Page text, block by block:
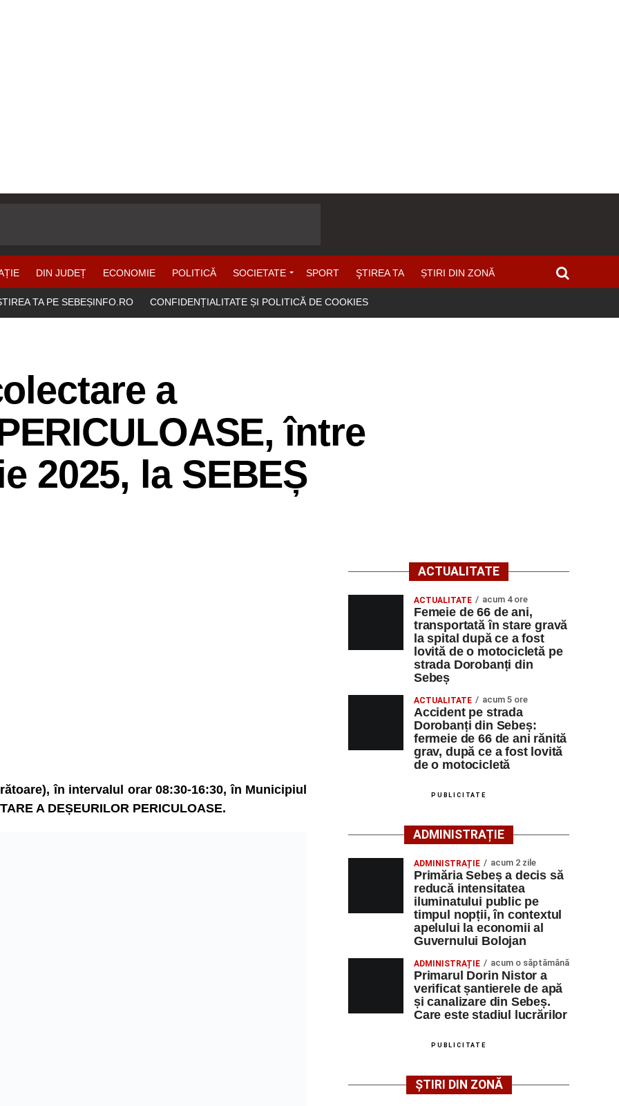
DIN JUDEȚ ECONOMIE POLITICĂ SOCIETATE SPORT ŞTIREA TA ȘTIRI DIN ZONĂ
TA PE SEBEȘINFO.RO CONFIDENȚIALITATE ȘI POLITICĂ DE COOKIES
a
între
2025, la SEBEȘ
în intervalul orar 08:30-16:30, în Municipiul
A DEȘEURILOR PERICULOASE.
ACTUALITATE
ACTUALITATE acum 4 ore
Femeie de 66 de ani,
transportată în stare gravă
la spital după ce a fost
lovită de o motocicletă pe
strada Dorobanți din
Sebeș
ACTUALITATE acum 5 ore
Accident pe strada
Dorobanți din Sebeș:
fermeie de 66 de ani rănită
grav, după ce a fost lovită
de o motocicletă
PUBLICITATE
ADMINISTRAȚIE
ADMINISTRAȚIE acum 2 zile
Primăria Sebeș a decis să
reducă intensitatea
iluminatului public pe
timpul nopții, în contextul
apelului la economii al
Guvernului Bolojan
ADMINISTRAȚIE acum o săptămână
Primarul Dorin Nistor a
verificat șantierele de apă
și canalizare din Sebeș.
Care este stadiul lucrărilor
PUBLICITATE
ȘTIRI DIN ZONĂ